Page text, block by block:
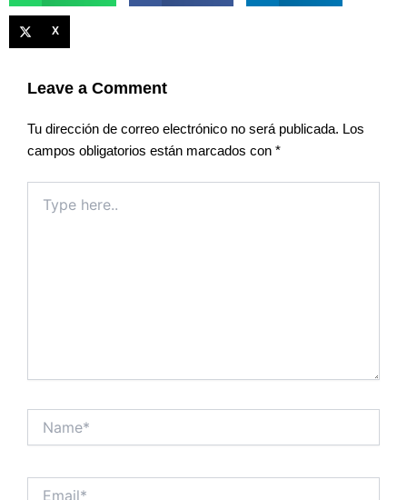
X
Leave a Comment
Tu dirección de correo electrónico no será publicada. Los
campos obligatorios están marcados con *
here..